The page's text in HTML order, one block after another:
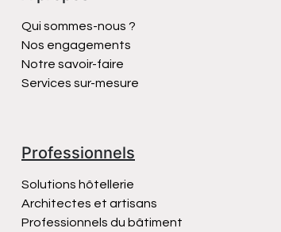
Professionnels
Solutions hôtellerie
Architectes et artisans
Professionnels du bâtiment
Qui sommes-nous ?
Nos engagements
Notre savoir-faire
Services sur-mesure